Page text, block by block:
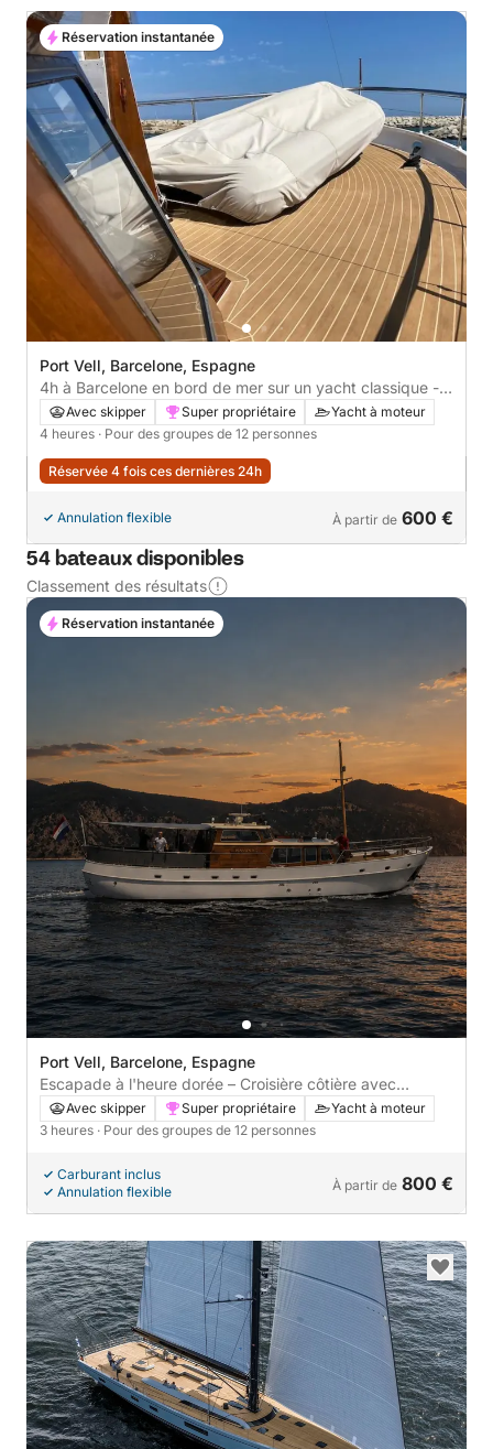
Port Vell, Barcelone, Espagne
4h à Barcelone en bord de mer sur un yacht classique -
Pagayez, nagez et naviguez avec style
Avec skipper Super propriétaire
Yacht à moteur
4 heures · Pour des groupes de 12 personnes
Réservée 4 fois ces dernières 24h
Annulation flexible À partir de 600 €
Réservation instantanée
54 bateaux disponibles
Classement des résultats
Port Vell, Barcelone, Espagne
Escapade à l'heure dorée – Croisière côtière avec
boissons et vues
Avec skipper Super propriétaire
Yacht à moteur
3 heures · Pour des groupes de 12 personnes
Carburant inclus
Annulation flexible
À partir de 800 €
Réservation instantanée